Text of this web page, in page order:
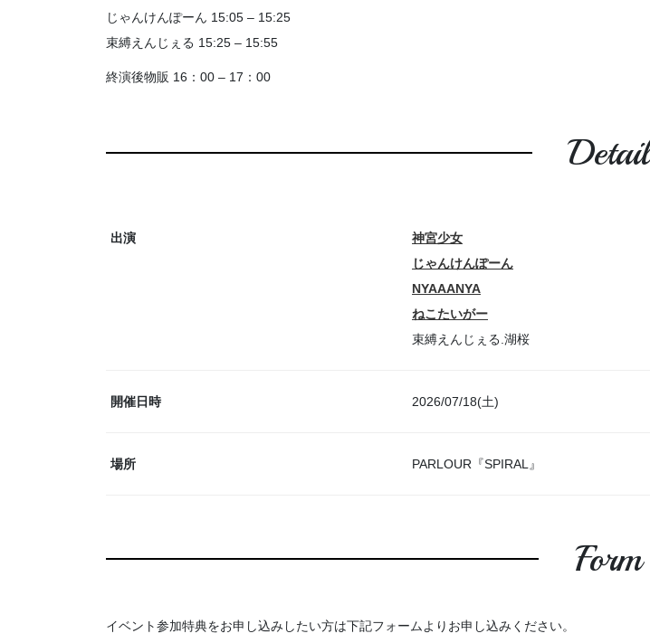
じゃんけんぽーん 15:05 – 15:25
束縛えんじぇる 15:25 – 15:55
終演後物販 16：00 – 17：00
Detail
出演
神宮少女
じゃんけんぽーん
NYAAANYA
ねこたいがー
束縛えんじぇる.湖桜
開催日時 2026/07/18(土)
場所 PARLOUR『SPIRAL』
Form
イベント参加特典をお申し込みしたい方は下記フォームよりお申し込みください。